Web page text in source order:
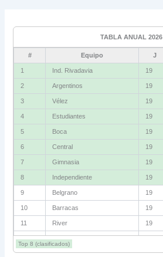
Bolívar
La Guaira
Grupo D
U. Católica
Cruzeiro
Boca Jrs.
Barcelona SC
Grupo E
Corinthians
TABLA ANUAL 2026
# Equipo J
1 Ind. Rivadavia 19
2 Argentinos 19
3 Vélez 19
4 Estudiantes 19
5 Boca 19
6 Central 19
7 Gimnasia 19
8 Independiente 19
9 Belgrano 19
10 Barracas 19
11 River 19
12 Talleres 19
13 Lanús 19
Top 8 (clasificados)